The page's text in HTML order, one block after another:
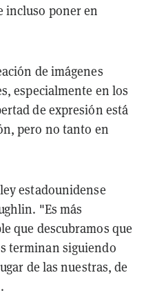
incluso poner en
de imágenes
especialmente en los
de expresión está
pero no tanto en
estadounidense
"Es más
que descubramos que
terminan siguiendo
de las nuestras, de